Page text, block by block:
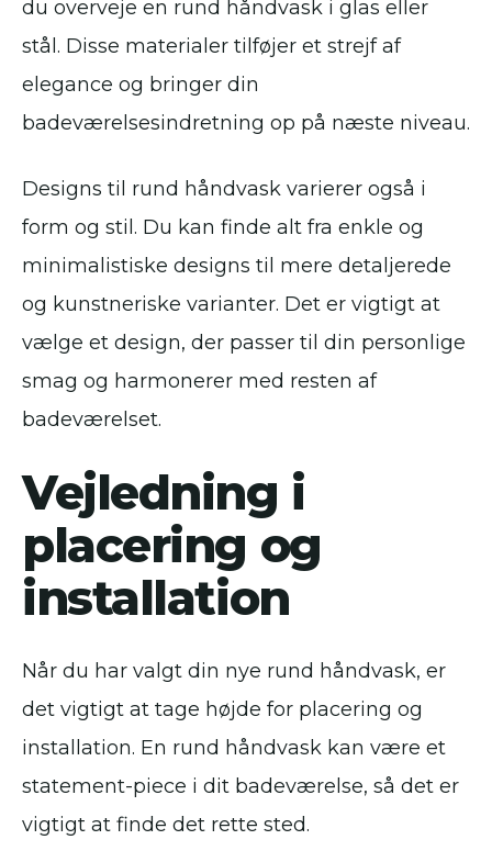
du overveje en rund håndvask i glas eller
stål. Disse materialer tilføjer et strejf af
elegance og bringer din
badeværelsesindretning op på næste niveau.
Designs til rund håndvask varierer også i
form og stil. Du kan finde alt fra enkle og
minimalistiske designs til mere detaljerede
og kunstneriske varianter. Det er vigtigt at
vælge et design, der passer til din personlige
smag og harmonerer med resten af
badeværelset.
Vejledning i
placering og
installation
Når du har valgt din nye rund håndvask, er
det vigtigt at tage højde for placering og
installation. En rund håndvask kan være et
statement-piece i dit badeværelse, så det er
vigtigt at finde det rette sted.